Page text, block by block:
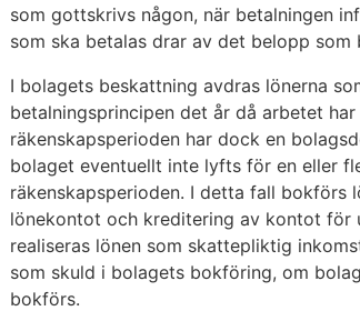
som gottskrivs någon, när betalningen
som ska betalas drar av det belopp
I bolagets beskattning avdras lönerna
betalningsprincipen det år då arbetet
räkenskapsperioden har dock en
bolaget eventuellt inte lyfts för en eller
räkenskapsperioden. I detta fall bokförs
lönekontot och kreditering av kontot för
realiseras lönen som skattepliktig
som skuld i bolagets bokföring, om
bokförs.